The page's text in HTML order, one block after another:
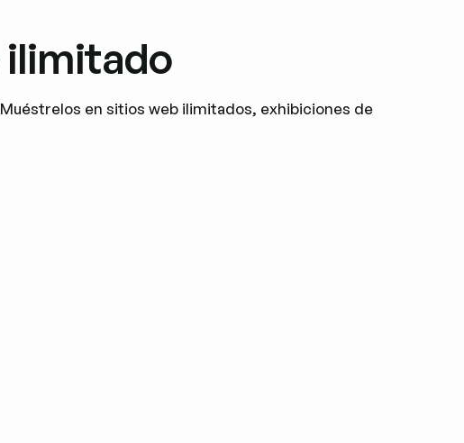
ilimitado
en sitios web ilimitados, exhibiciones de